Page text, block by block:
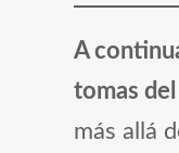
A
tomas
más allá